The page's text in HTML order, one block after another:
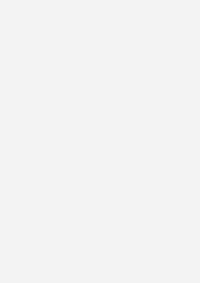
aber wie
Das ist das
Detection, eines
für Artificial
lernt ein Anomaly
welche
von sich gibt,
in der Lage,
Betrieb (z.B.
volllaufende Puffer